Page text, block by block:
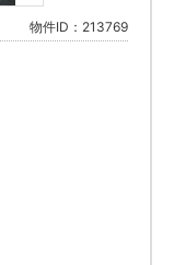
物件ID：213769